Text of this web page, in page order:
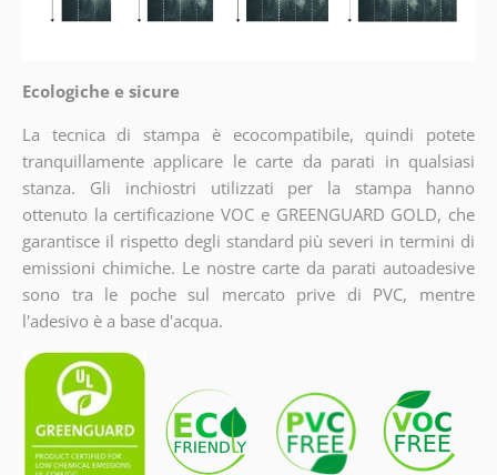
Ecologiche e sicure
La tecnica di stampa è ecocompatibile, quindi potete
tranquillamente applicare le carte da parati in qualsiasi
stanza. Gli inchiostri utilizzati per la stampa hanno
ottenuto la certificazione VOC e GREENGUARD GOLD, che
garantisce il rispetto degli standard più severi in termini di
emissioni chimiche. Le nostre carte da parati autoadesive
sono tra le poche sul mercato prive di PVC, mentre
l'adesivo è a base d'acqua.